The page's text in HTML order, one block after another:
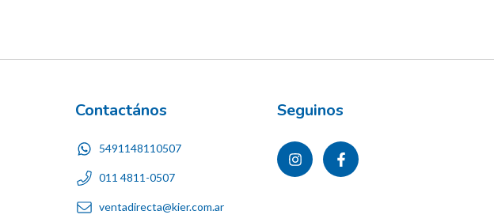
Contactános
5491148110507
011 4811-0507
ventadirecta@kier.com.ar
Seguinos